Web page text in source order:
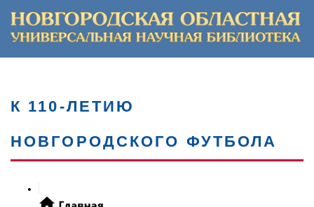
К 110-ЛЕТИЮ
НОВГОРОДСКОГО ФУТБОЛА